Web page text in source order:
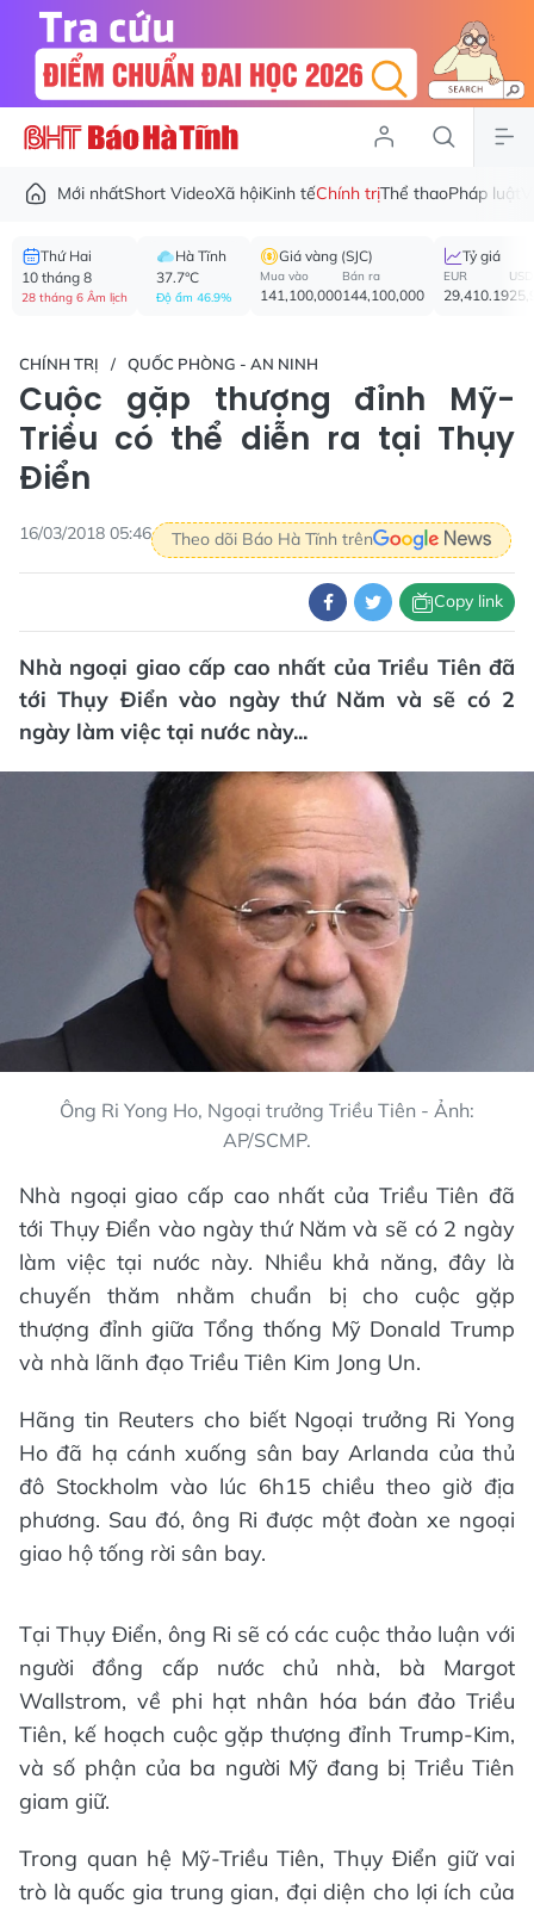
Mới nhấtShort VideoXã hộiKinh tếChính trịThể thaoPháp luật
Thứ Hai
10 tháng 8
28 tháng 6 Âm lịch
Hà Tĩnh
37.7°C
Độ ẩm 46.9%
Giá vàng (SJC)
Mua vào
141,100,000
Bán ra
144,100,000
Tỷ giá
EUR
29,410.19
USD
CHÍNH TRỊ QUỐC PHÒNG - AN NINH
Cuộc gặp thượng đỉnh Mỹ-
Triều có thể diễn ra tại Thụy
Điển
16/03/2018 05:46 Theo dõi Báo Hà Tĩnh trên
Copy link
Nhà ngoại giao cấp cao nhất của Triều Tiên đã
tới Thụy Điển vào ngày thứ Năm và sẽ có 2
ngày làm việc tại nước này...
Ông Ri Yong Ho, Ngoại trưởng Triều Tiên - Ảnh:
AP/SCMP.
Nhà ngoại giao cấp cao nhất của Triều Tiên đã
tới Thụy Điển vào ngày thứ Năm và sẽ có 2 ngày
làm việc tại nước này. Nhiều khả năng, đây là
chuyến thăm nhằm chuẩn bị cho cuộc gặp
thượng đỉnh giữa Tổng thống Mỹ Donald Trump
và nhà lãnh đạo Triều Tiên Kim Jong Un.
Hãng tin Reuters cho biết Ngoại trưởng Ri Yong
Ho đã hạ cánh xuống sân bay Arlanda của thủ
đô Stockholm vào lúc 6h15 chiều theo giờ địa
phương. Sau đó, ông Ri được một đoàn xe ngoại
giao hộ tống rời sân bay.
Tại Thụy Điển, ông Ri sẽ có các cuộc thảo luận với
người đồng cấp nước chủ nhà, bà Margot
Wallstrom, về phi hạt nhân hóa bán đảo Triều
Tiên, kế hoạch cuộc gặp thượng đỉnh Trump-Kim,
và số phận của ba người Mỹ đang bị Triều Tiên
giam giữ.
Trong quan hệ Mỹ-Triều Tiên, Thụy Điển giữ vai
trò là quốc gia trung gian, đại diện cho lợi ích của